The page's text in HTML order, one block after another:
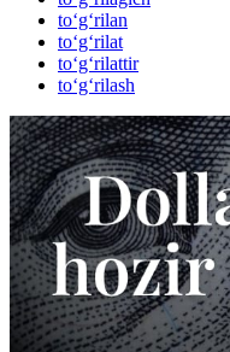
to‘g‘rilan
to‘g‘rilat
to‘g‘rilattir
to‘g‘rilash